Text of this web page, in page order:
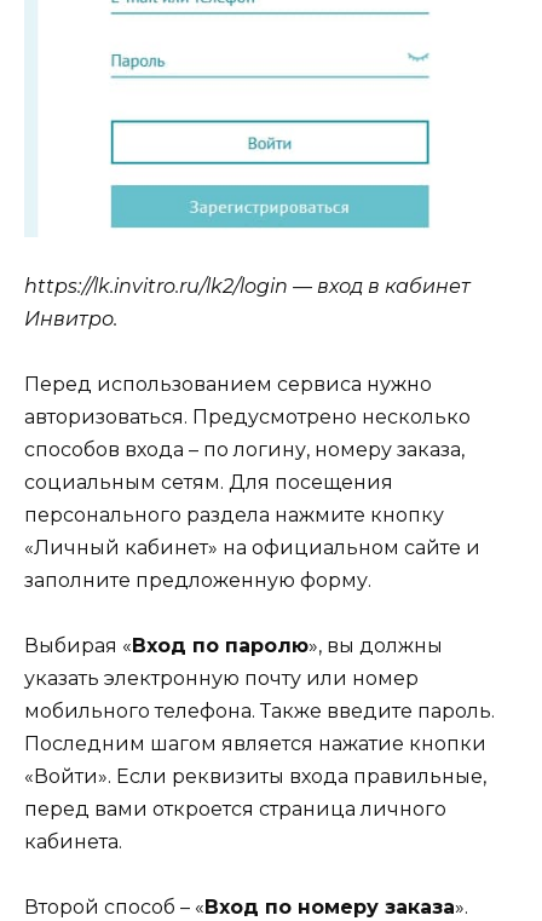
https://lk.invitro.ru/lk2/login — вход в кабинет
Инвитро.
Перед использованием сервиса нужно
авторизоваться. Предусмотрено несколько
способов входа – по логину, номеру заказа,
социальным сетям. Для посещения
персонального раздела нажмите кнопку
«Личный кабинет» на официальном сайте и
заполните предложенную форму.
Выбирая « Вход по паролю», вы должны
указать электронную почту или номер
мобильного телефона. Также введите пароль.
Последним шагом является нажатие кнопки
«Войти». Если реквизиты входа правильные,
перед вами откроется страница личного
кабинета.
Второй способ – « Вход по номеру заказа».